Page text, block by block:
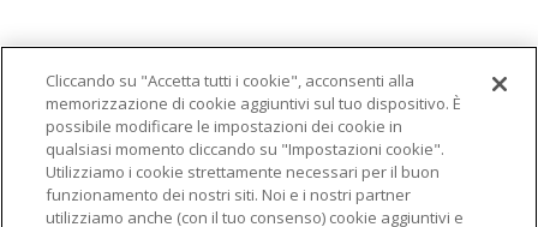
Cliccando su "Accetta tutti i cookie", acconsenti alla
memorizzazione di cookie aggiuntivi sul tuo dispositivo. È
possibile modificare le impostazioni dei cookie in
qualsiasi momento cliccando su "Impostazioni cookie".
Utilizziamo i cookie strettamente necessari per il buon
funzionamento dei nostri siti. Noi e i nostri partner
utilizziamo anche (con il tuo consenso) cookie aggiuntivi e